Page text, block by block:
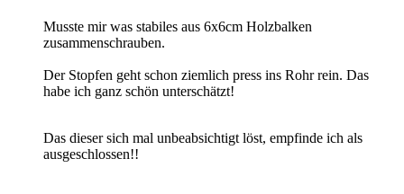
Musste mir was stabiles aus 6x6cm Holzbalken
zusammenschrauben.
Der Stopfen geht schon ziemlich press ins Rohr rein. Das
habe ich ganz schön unterschätzt!
Das dieser sich mal unbeabsichtigt löst, empfinde ich als
ausgeschlossen!!